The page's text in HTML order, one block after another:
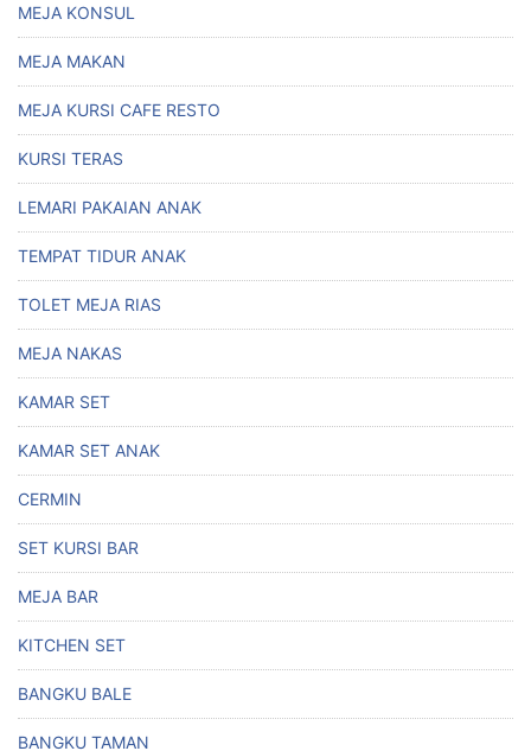
MEJA KONSUL
MEJA MAKAN
MEJA KURSI CAFE RESTO
KURSI TERAS
LEMARI PAKAIAN ANAK
TEMPAT TIDUR ANAK
TOLET MEJA RIAS
MEJA NAKAS
KAMAR SET
KAMAR SET ANAK
CERMIN
SET KURSI BAR
MEJA BAR
KITCHEN SET
BANGKU BALE
BANGKU TAMAN